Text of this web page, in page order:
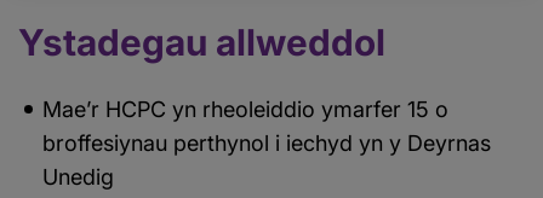
Ystadegau allweddol
Mae’r HCPC yn rheoleiddio ymarfer 15 o
broffesiynau perthynol i iechyd yn y Deyrnas
Unedig